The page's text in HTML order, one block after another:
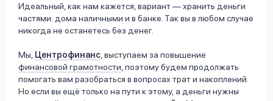
Идеальный, как нам кажется, вариант –– хранить деньги
частями: дома наличными и в банке. Так вы в любом случае
никогда не останетесь без денег.
Мы, Центрофинанс , выступаем за повышение
финансовой грамотности , поэтому будем продолжать
помогать вам разобраться в вопросах трат и накоплений.
Но если вы ещё только на пути к этому, а деньги нужны